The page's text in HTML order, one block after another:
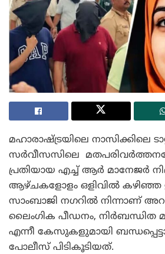
മഹാരാഷ്ട്രയിലെ നാസിക്കിലെ
സർവീസസിലെ
പ്രതിയായ എച്ച് ആ‍ർ മാനേജർ
ആഴ്ചകളോളം ഒളിവിൽ കഴിഞ്ഞ
സാംബാജി നഗറിൽ നിന്നാണ്
ലൈംഗിക പീഡനം, നിർബന്ധിത
എന്നീ കേസുകളുമായി
പോലീസ് പിടികൂടിയത്.